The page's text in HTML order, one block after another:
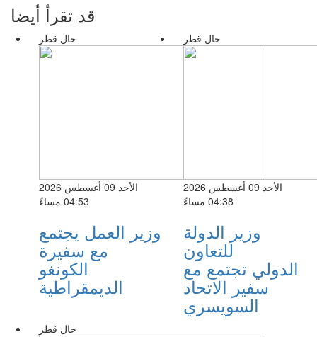
قد تقرأ أيضا
حال قطر
الأحد 09 أغسطس 2026
04:53 مساءً
وزير العمل يجتمع
مع سفيرة
الكونغو
الديمقراطية
حال قطر
الأحد 09 أغسطس 2026
04:38 مساءً
وزير الدولة
للتعاون
الدولي تجتمع مع
سفير الاتحاد
السويسري
حال قطر